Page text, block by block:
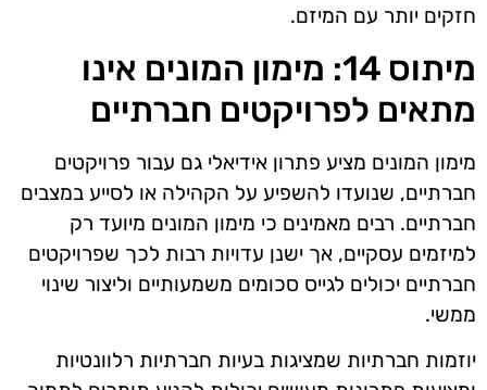
חזקים יותר עם המיזם.
מיתוס 14: מימון המונים אינו
מתאים לפרויקטים חברתיים
מימון המונים מציע פתרון אידיאלי גם עבור פרויקטים
חברתיים, שנועדו להשפיע על הקהילה או לסייע במצבים
חברתיים. רבים מאמינים כי מימון המונים מיועד רק
למיזמים עסקיים, אך ישנן עדויות רבות לכך שפרויקטים
חברתיים יכולים לגייס סכומים משמעותיים וליצור שינוי
ממשי.
יוזמות חברתיות שמציגות בעיות חברתיות רלוונטיות